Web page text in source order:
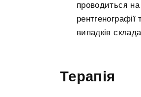
проводиться на
випадків
Терапія